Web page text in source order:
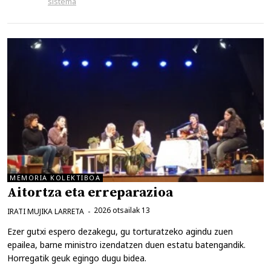
MEMORIA KOLEKTIBOA
Aitortza eta erreparazioa
2026 otsailak 13
IRATI MUJIKA LARRETA
Ezer gutxi espero dezakegu, gu torturatzeko agindu zuen
epailea, barne ministro izendatzen duen estatu batengandik.
Horregatik geuk egingo dugu bidea.